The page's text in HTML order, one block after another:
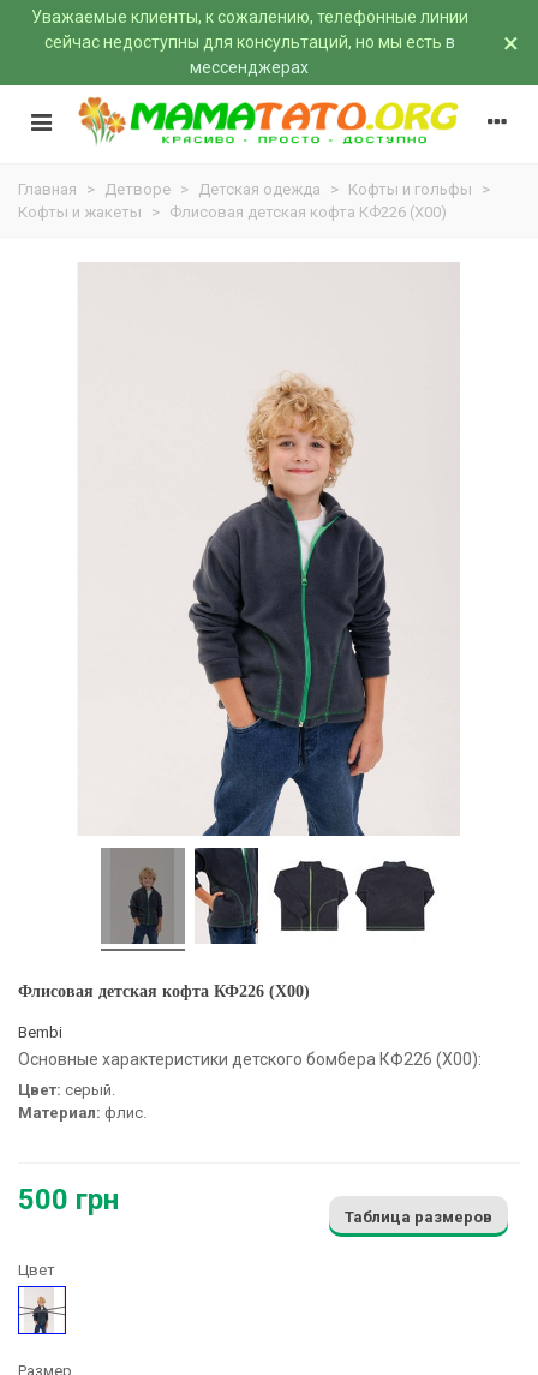
Уважаемые клиенты, к сожалению, телефонные линии
сейчас недоступны для консультаций, но мы есть в
мессенджерах
×
Главная > Детворе > Детская одежда > Кофты и гольфы
>
Кофты и жакеты
> Флисовая детская кофта КФ226 (X00)
Флисовая детская кофта КФ226 (X00)
Bembi
Основные характеристики детского бомбера КФ226 (X00):
Цвет: серый.
Материал: флис.
500 грн
Таблица размеров
Цвет
Серый
Размер